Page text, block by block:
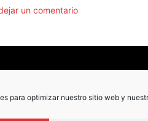
para optimizar nuestro sitio web y
un comentario